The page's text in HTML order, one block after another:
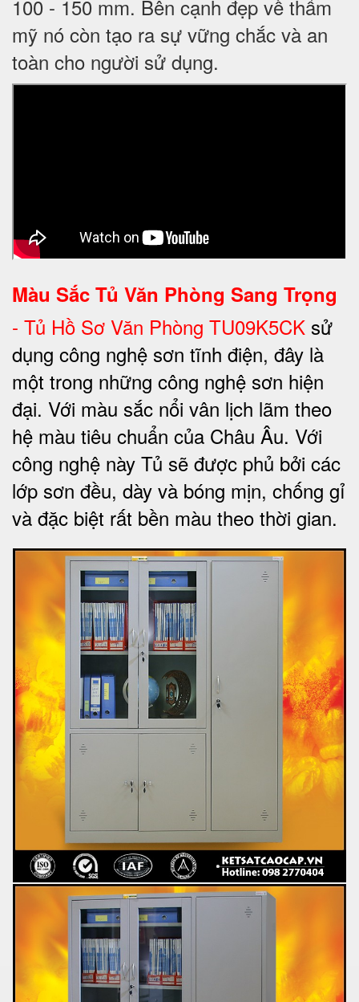
100 - 150 mm. Bên cạnh đẹp về thẩm
mỹ nó còn tạo ra sự vững chắc và an
toàn cho người sử dụng.
Màu Sắc Tủ Văn Phòng Sang Trọng
- Tủ Hồ Sơ Văn Phòng TU09K5CK sử
dụng công nghệ sơn tĩnh điện, đây là
một trong những công nghệ sơn hiện
đại. Với màu sắc nổi vân lịch lãm theo
hệ màu tiêu chuẩn của Châu Âu. Với
công nghệ này Tủ sẽ được phủ bởi các
lớp sơn đều, dày và bóng mịn, chống gỉ
và đặc biệt rất bền màu theo thời gian.